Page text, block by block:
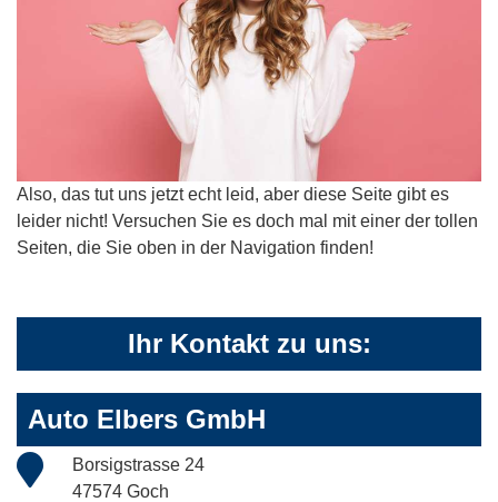
Also, das tut uns jetzt echt leid, aber diese Seite gibt es
leider nicht! Versuchen Sie es doch mal mit einer der tollen
Seiten, die Sie oben in der Navigation finden!
Ihr Kontakt zu uns:
Auto Elbers GmbH
Borsigstrasse 24
47574 Goch